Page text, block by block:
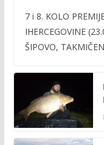
e
b
o
k
itt
er l
7 i 8. KOLO
IHERCEGOVINE
ŠIPOVO,